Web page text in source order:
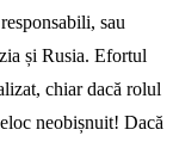
sau
și Rusia. Efortul
chiar dacă rolul
neobișnuit! Dacă